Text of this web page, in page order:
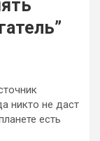
”
никто не даст
есть